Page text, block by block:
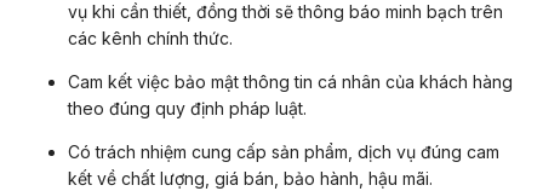
vụ khi cần thiết, đồng thời sẽ thông báo minh bạch trên
các kênh chính thức.
Cam kết việc bảo mật thông tin cá nhân của khách hàng
theo đúng quy định pháp luật.
Có trách nhiệm cung cấp sản phẩm, dịch vụ đúng cam
kết về chất lượng, giá bán, bảo hành, hậu mãi.